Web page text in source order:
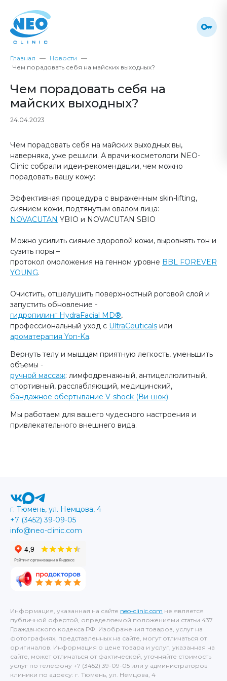
Главная
Новости
Чем порадовать себя на майских выходных?
Чем порадовать себя на
майских выходных?
24.04.2023
Чем порадовать себя на майских выходных вы,
наверняка, уже решили. А врачи-косметологи NEO-
Clinic собрали идеи-рекомендации, чем можно
порадовать вашу кожу:
Эффективная процедура с выраженным skin-lifting,
сиянием кожи, подтянутым овалом лица:
NOVACUTAN YBIO и NOVACUTAN SBIO
Можно усилить сияние здоровой кожи, выровнять тон и
сузить поры –
протокол омоложения на генном уровне BBL FOREVER
YOUNG.
Очистить, отшелушить поверхностный роговой слой и
запустить обновление -
гидропилинг HydraFacial MD®,
профессиональный уход с UltraCeuticals или
ароматерапия Yon-Ka.
Вернуть телу и мышцам приятную легкость, уменьшить
объемы -
ручной массаж: лимфодренажный, антицеллюлитный,
спортивный, расслабляющий, медицинский,
бандажное обертывание V-shock (Ви-шок)
Мы работаем для вашего чудесного настроения и
привлекательного внешнего вида.
Информация, указанная на сайте neo-clinic.com не является
публичной офертой, определяемой положениями статьи 437
Гражданского кодекса РФ. Изображения товаров, услуг на
фотографиях, представленных на сайте, могут отличаться от
оригиналов. Информация о цене товара и услуг, указанная на
сайте, может отличаться от фактической, уточняйте стоимость
услуг по телефону +7 (3452) 39-09-05 или у администраторов
клиники по адресу: г. Тюмень, ул. Немцова, 4
г. Тюмень, ул. Немцова, 4
+7 (3452) 39-09-05
info@neo-clinic.com